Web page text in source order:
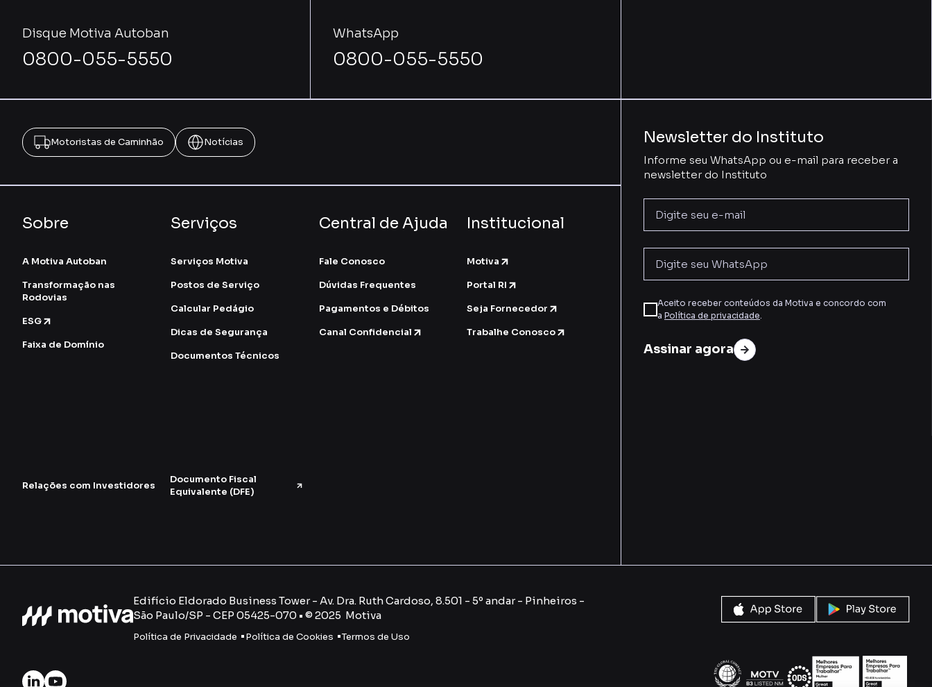
Disque Motiva Autoban
0800-055-5550
WhatsApp
0800-055-5550
Motoristas de Caminhão Notícias
Sobre
A Motiva Autoban
Transformação nas
Rodovias
ESG
Faixa de Domínio
Serviços
Serviços Motiva
Postos de Serviço
Calcular Pedágio
Dicas de Segurança
Documentos Técnicos
Central de Ajuda
Fale Conosco
Dúvidas Frequentes
Pagamentos e Débitos
Canal Confidencial
Institucional
Motiva
Portal RI
Seja Fornecedor
Trabalhe Conosco
Relações com Investidores
Documento Fiscal
Equivalente (DFE)
Newsletter do Instituto
Informe seu WhatsApp ou e-mail para receber a
newsletter do Instituto
Aceito receber conteúdos da Motiva e concordo com
a Política de privacidade
Assinar agora
Edifício Eldorado Business Tower - Av. Dra. Ruth Cardoso, 8.501 - 5º andar - Pinheiros -
São Paulo/SP - CEP 05425-070 • © 2025 Motiva
Política de Privacidade Política de Cookies Termos de Uso